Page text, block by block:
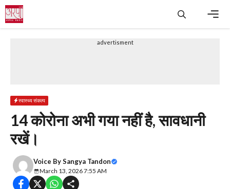
Skip
to
content
advertisment
स्वास्थ्य संकल्प
14 कोरोना अभी गया नहीं है, सावधानी
रखें।
Voice BySangya Tandon
March 13, 2026 7:55 AM